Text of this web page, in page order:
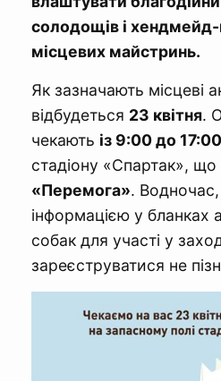
солодощів і хендмейд-
місцевих майстринь.
Як зазначають місцеві
відбудеться 23 квітня.
чекають із 9:00 до 17:00
стадіону «Спартак», що
«Перемога». Водночас,
інформацією у бланках
собак для участі у
зареєструватися не